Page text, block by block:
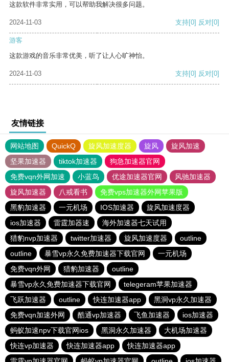
这款软件非常实用，可以帮助我解决很多问题。
2024-11-03 支持[0] 反对[0]
游客
这款游戏的音乐非常优美，听了让人心旷神怡。
2024-11-03 支持[0] 反对[0]
友情链接
网站地图 QuickQ 旋风加速度器 旋风
旋风加速
坚果加速器
tiktok加速器
狗急加速器官网
免费vqn外网加速
小蓝鸟 优途加速器官网
风驰加速器
旋风加速器
八戒看书
免费vps加速器外网苹果版
黑豹加速器
一元机场 IOS加速器
旋风加速度器
ios加速器
雷霆加器速
海外加速器七天试用
猎豹nvp加速器
twitter加速器 旋风加速度器
outline
outline
暴雪vp永久免费加速器下载官网
一元机场
免费vqn外网
猎豹加速器
outline
暴雪vp永久免费加速器下载官网
telegeram苹果加速器
飞跃加速器
outline 快连加速器app
黑洞vp永久加速器
免费vqn加速外网
酷通vp加速器 飞鱼加速器
ios加速器
蚂蚁加速npv下载官网ios
黑洞永久加速器
大机场加速器
快连vp加速器
快连加速器app
快连加速器app